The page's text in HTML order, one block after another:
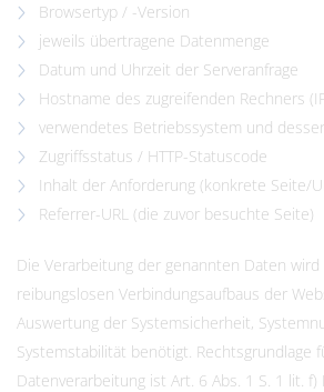
Browsertyp / -Version
jeweils übertragene Datenmenge
Datum und Uhrzeit der Serveranfrage
Hostname des zugreifenden Rechners
verwendetes Betriebssystem und
Zugriffsstatus / HTTP-Statuscode
Inhalt der Anforderung (konkrete Seite/
Referrer-URL (die zuvor besuchte Seite)
Die Verarbeitung der genannten Daten
reibungslosen Verbindungsaufbaus der
Auswertung der Systemsicherheit,
Systemstabilität benötigt. Rechtsgrundlage
Datenverarbeitung ist Art. 6 Abs. 1 S. 1 lit. f)